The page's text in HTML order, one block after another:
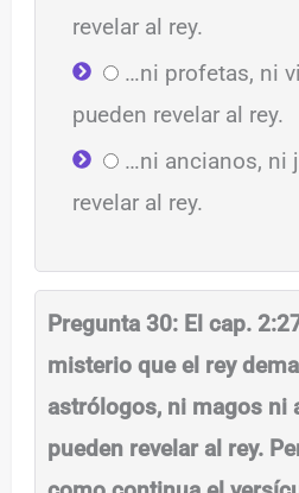
revelar al rey.
…ni profetas, ni
pueden revelar al rey.
…ni ancianos, ni
revelar al rey.
Pregunta 30: El cap.
misterio que el rey
astrólogos, ni magos ni
pueden revelar al rey.